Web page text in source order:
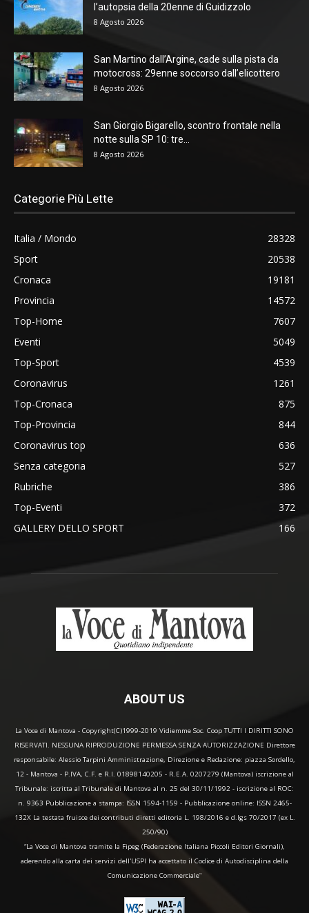
l’autopsia della 20enne di Guidizzolo
8 Agosto 2026
San Martino dall’Argine, cade sulla pista da
motocross: 29enne soccorso dall’elicottero
8 Agosto 2026
San Giorgio Bigarello, scontro frontale nella
notte sulla SP 10: tre...
8 Agosto 2026
Categorie Più Lette
Italia / Mondo
28328
Sport
20538
Cronaca
19181
Provincia
14572
Top-Home
7607
Eventi
5049
Top-Sport
4539
Coronavirus
1261
Top-Cronaca
875
Top-Provincia
844
Coronavirus top
636
Senza categoria
527
Rubriche
386
Top-Eventi
372
GALLERY DELLO SPORT
166
ABOUT US
La Voce di Mantova - Copyright(C)1999-2019 Vidiemme Soc. Coop TUTTI I DIRITTI SONO
RISERVATI. NESSUNA RIPRODUZIONE PERMESSA SENZA AUTORIZZAZIONE Direttore
responsabile: Alessio Tarpini Amministrazione, Direzione e Redazione: piazza Sordello,
12 - Mantova - P.IVA, C.F. e R.I. 01898140205 - R.E.A. 0207279 (Mantova) iscrizione al
Tribunale: iscritta al Tribunale di Mantova al n. 25 del 30/11/1992 - iscrizione al ROC:
n. 9363 Pubblicazione a stampa: ISSN 1594-1159 - Pubblicazione online: ISSN 2465-
132X La testata fruisce dei contributi diretti editoria L. 198/2016 e d.lgs 70/2017 (ex L.
250/90)
“La Voce di Mantova tramite la Fipeg (Federazione Italiana Piccoli Editori Giornali),
aderendo alla carta dei servizi dell'USPI ha accettato il Codice di Autodisciplina della
Comunicazione Commerciale"